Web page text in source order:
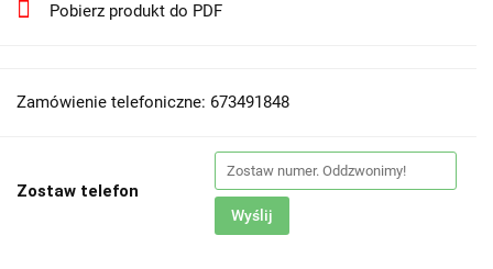
Pobierz produkt do PDF
Zamówienie telefoniczne: 673491848
Zostaw telefon
Wyślij